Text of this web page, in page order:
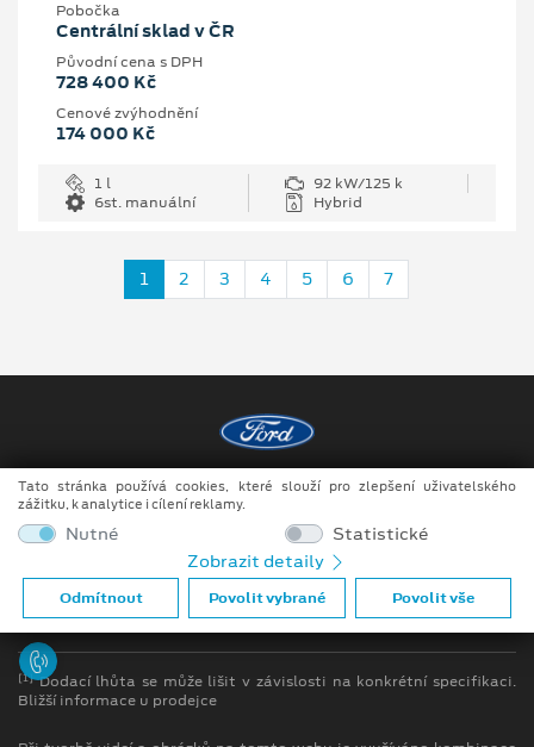
Pobočka
Centrální sklad v ČR
Původní cena s DPH
728 400 Kč
Cenové zvýhodnění
174 000 Kč
1 l
92 kW/125 k
6st. manuální
Hybrid
1 2 3 4 5 6 7
Copyright ©2026 DOKAR, spol. s r.o.
Obchodní podmínky
Ochrana osobních údajů
Prohlášení o zpracování údajů konečných zákazníků
[1]Dodací lhůta se může lišit v závislosti na konkrétní specifikaci.
Bližší informace u prodejce
Tato stránka používá cookies, které slouží pro zlepšení uživatelského
zážitku, k analytice i cílení reklamy.
Nutné
Statistické
Zobrazit detaily
Odmítnout Povolit vybrané Povolit vše